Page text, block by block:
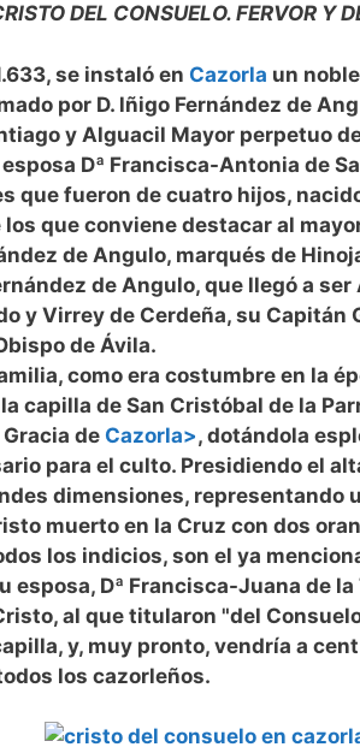
DEL CONSUELO. FERVOR Y
se instaló en Cazorla un
por D. lñigo Fernández de
y Alguacil Mayor perpetuo
esposa Dª Francisca-Antonia de
que fueron de cuatro hijos,
que conviene destacar al
de Angulo, marqués de
de Angulo, que llegó a
y Virrey de Cerdeña, su Capitán
de Ávila.
como era costumbre en la
capilla de San Cristóbal de la
de Cazorla>, dotándola
para el culto. Presidiendo el
dimensiones, representando
muerto en la Cruz con dos
los indicios, son el ya
esposa, Dª Francisca-Juana de
al que titularon "del
y, muy pronto, vendría a
los cazorleños.